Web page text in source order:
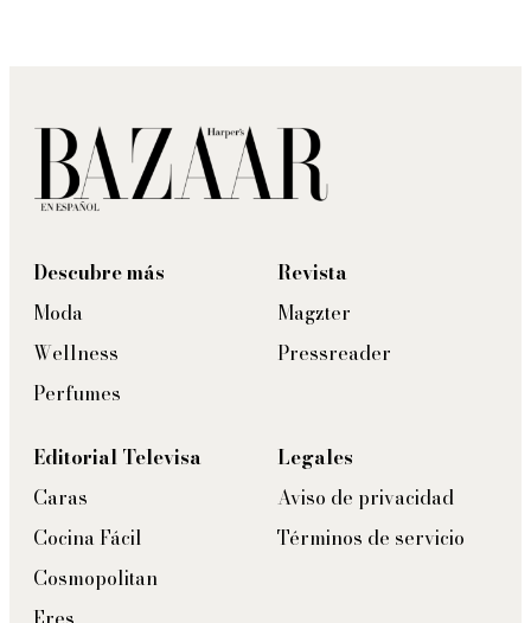
Descubre más
Moda
Wellness
Perfumes
Revista
Magzter
Pressreader
Editorial Televisa
Caras
Cocina Fácil
Cosmopolitan
Legales
Aviso de privacidad
Términos de servicio